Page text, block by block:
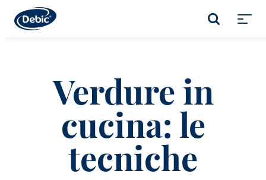
main
CERCA
Verdure in
cucina: le
tecniche